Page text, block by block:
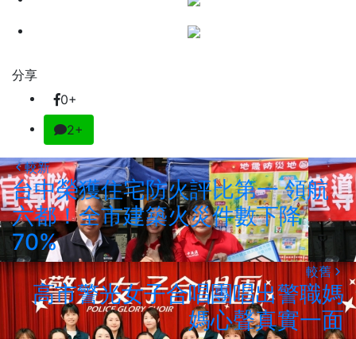
分享
0+
2+
較新
台中榮獲住宅防火評比第一 領航
六都！全市建築火災件數下降
70%
較舊
高市警光女子合唱團唱出警職媽
媽心聲真實一面